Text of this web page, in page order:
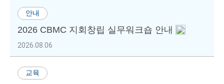
안내
2026 CBMC 지회창립 실무워크숍 안내
2026.08.06
교육